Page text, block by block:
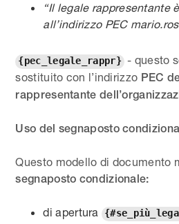
“Il legale rappresentante
all’indirizzo PEC
{pec_legale_rappr} - questo
sostituito con l’indirizzo PEC
rappresentante
Uso del segnaposto
Questo modello di documento
segnaposto condizionale:
di apertura